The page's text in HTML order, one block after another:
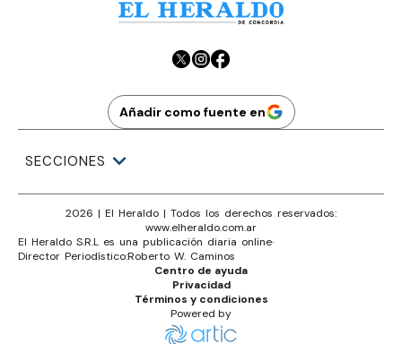
Añadir como fuente en
SECCIONES
2026 | El Heraldo | Todos los derechos reservados:
www.elheraldo.com.ar
El Heraldo S.R.L es una publicación diaria online·
Director Periodístico:Roberto W. Caminos
Términos y condiciones
Privacidad
Centro de ayuda
Powered by